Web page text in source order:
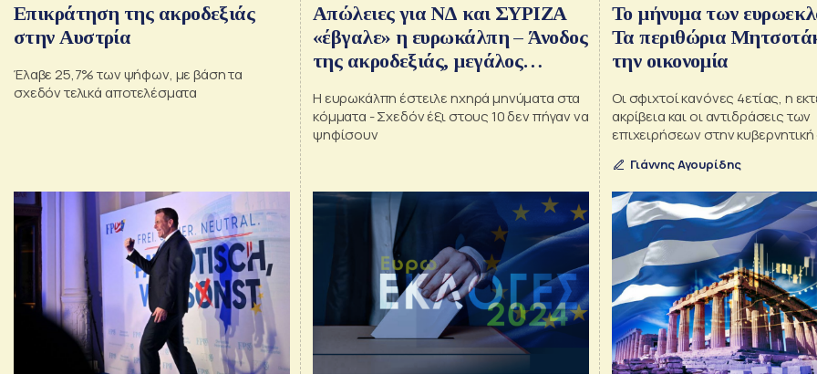
Επικράτηση της ακροδεξιάς
στην Αυστρία
Έλαβε 25,7% των ψήφων, με βάση τα
σχεδόν τελικά αποτελέσματα
Απώλειες για ΝΔ και ΣΥΡΙΖΑ
«έβγαλε» η ευρωκάλπη – Άνοδος
της ακροδεξιάς, μεγάλος
Η ευρωκάλπη έστειλε ηχηρά μηνύματα στα
κόμματα - Σχεδόν έξι στους 10 δεν πήγαν να
ψηφίσουν
Το μήνυμα των
Τα περιθώρια
την οικονομία
Οι σφιχτοί κανόνες 4ετίας, η
ακρίβεια και οι αντιδράσεις των
επιχειρήσεων στην κυβερνητική
Γιάννης Αγουρίδης